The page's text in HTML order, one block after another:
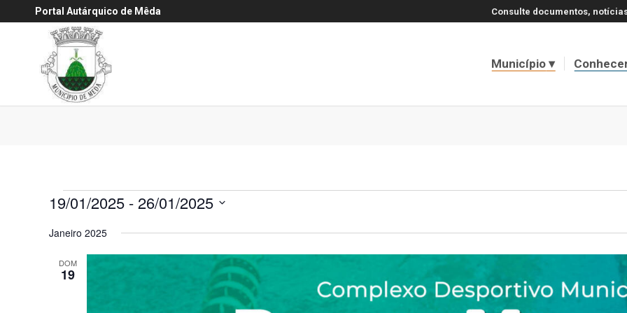
Portal Autárquico de Mêda Consulte documentos,
Município
Eventos
19/01/2025 - 26/01/2025
a
data.
Janeiro 2025
DOM
19